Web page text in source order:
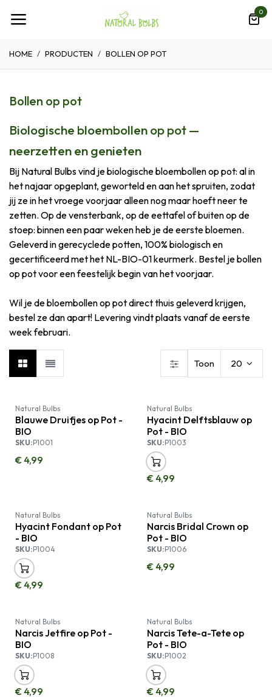
0
HOME PRODUCTEN BOLLEN OP POT
Bollen op pot
Biologische bloembollen op pot —
neerzetten en genieten
Bij Natural Bulbs vind je biologische bloembollen op pot: al in
het najaar opgeplant, geworteld en aan het spruiten, zodat
jij ze in het vroege voorjaar alleen nog maar hoeft neer te
zetten. Op de vensterbank, op de eettafel of buiten op de
stoep: binnen een paar weken heb je de eerste bloemen.
Geleverd in gerecyclede potten, 100% biologisch en
gecertificeerd met het NL-BIO-01 keurmerk. Bestel je bollen
op pot voor een feestelijk begin van het voorjaar.
Wil je de bloembollen op pot direct thuis geleverd krijgen,
bestel ze dan apart! Levering vindt plaats vanaf de eerste
week februari.
Toon 20
Uitverkocht
Natural Bulbs
Blauwe Druifjes op Pot -
BIO
SKU:P1001
€4,99
Uitverkocht
Natural Bulbs
Hyacint Delftsblauw op
Pot - BIO
SKU:P1003
€4,99
Uitverkocht
Natural Bulbs
Hyacint Fondant op Pot
- BIO
SKU:P1004
€4,99
Uitverkocht
Natural Bulbs
Narcis Bridal Crown op
Pot - BIO
SKU:P1006
€4,99
Uitverkocht
Natural Bulbs
Narcis Jetfire op Pot -
BIO
SKU:P1008
€4,99
Uitverkocht
Natural Bulbs
Narcis Tete-a-Tete op
Pot - BIO
SKU:P1002
€4,99